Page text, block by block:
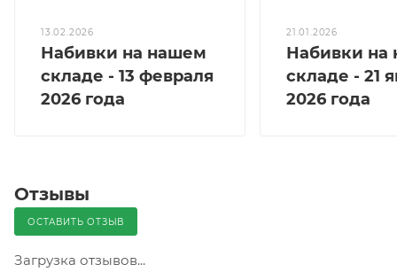
13.02.2026
Набивки на нашем
складе - 13 февраля
2026 года
21.01.2026
Набивки на
складе - 21
2026 года
Отзывы
ОСТАВИТЬ ОТЗЫВ
Загрузка отзывов...